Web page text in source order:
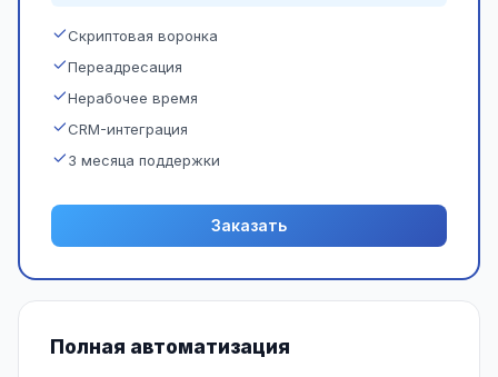
Скриптовая воронка
Переадресация
Нерабочее время
CRM-интеграция
3 месяца поддержки
Заказать
Полная автоматизация